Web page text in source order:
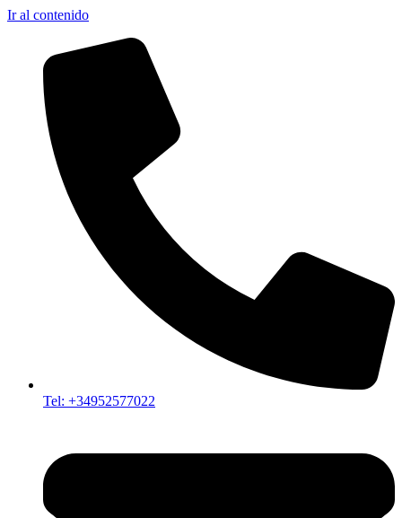
Ir al contenido
Tel: +34952577022